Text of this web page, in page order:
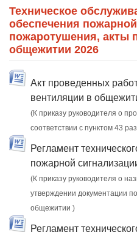
Техническое
обеспечения
пожаротушения, акты
общежитии 2026
Акт проведенных
вентиляции в
(К приказу руководителя о
соответствии с пунктом 43
Регламент
пожарной
(К приказу руководителя о
утверждении документации
общежитии )
Регламент